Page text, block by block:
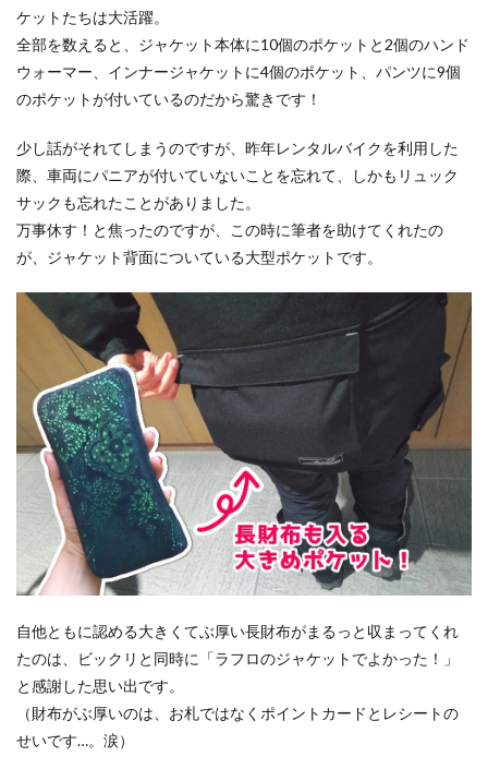
ケットたちは大活躍。
全部を数えると、ジャケット本体に10個のポケットと2個のハンド
ウォーマー、インナージャケットに4個のポケット、パンツに9個
のポケットが付いているのだから驚きです！
少し話がそれてしまうのですが、昨年レンタルバイクを利用した
際、車両にパニアが付いていないことを忘れて、しかもリュック
サックも忘れたことがありました。
万事休す！と焦ったのですが、この時に筆者を助けてくれたの
が、ジャケット背面についている大型ポケットです。
自他ともに認める大きくてぶ厚い長財布がまるっと収まってくれ
たのは、ビックリと同時に「ラフロのジャケットでよかった！」
と感謝した思い出です。
（財布がぶ厚いのは、お札ではなくポイントカードとレシートの
せいです…。涙）